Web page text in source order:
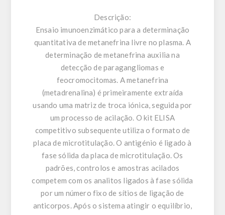
Descrição:
Ensaio imunoenzimático para a determinação
quantitativa de metanefrina livre no plasma. A
determinação de metanefrina auxilia na
detecção de paragangliomas e
feocromocitomas. A metanefrina
(metadrenalina) é primeiramente extraída
usando uma matriz de troca iónica, seguida por
um processo de acilação. O kit ELISA
competitivo subsequente utiliza o formato de
placa de microtitulação. O antigénio é ligado à
fase sólida da placa de microtitulação. Os
padrões, controlos e amostras acilados
competem com os analitos ligados à fase sólida
por um número fixo de sítios de ligação de
anticorpos. Após o sistema atingir o equilíbrio,